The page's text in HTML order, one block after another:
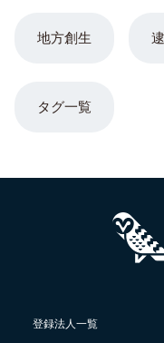
地方創生
タグ一覧
登録法人一覧